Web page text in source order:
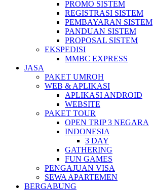
PROMO SISTEM
REGISTRASI SISTEM
PEMBAYARAN SISTEM
PANDUAN SISTEM
PROPOSAL SISTEM
EKSPEDISI
MMBC EXPRESS
JASA
PAKET UMROH
WEB & APLIKASI
APLIKASI ANDROID
WEBSITE
PAKET TOUR
OPEN TRIP 3 NEGARA
INDONESIA
3 DAY
GATHERING
FUN GAMES
PENGAJUAN VISA
SEWA APARTEMEN
BERGABUNG